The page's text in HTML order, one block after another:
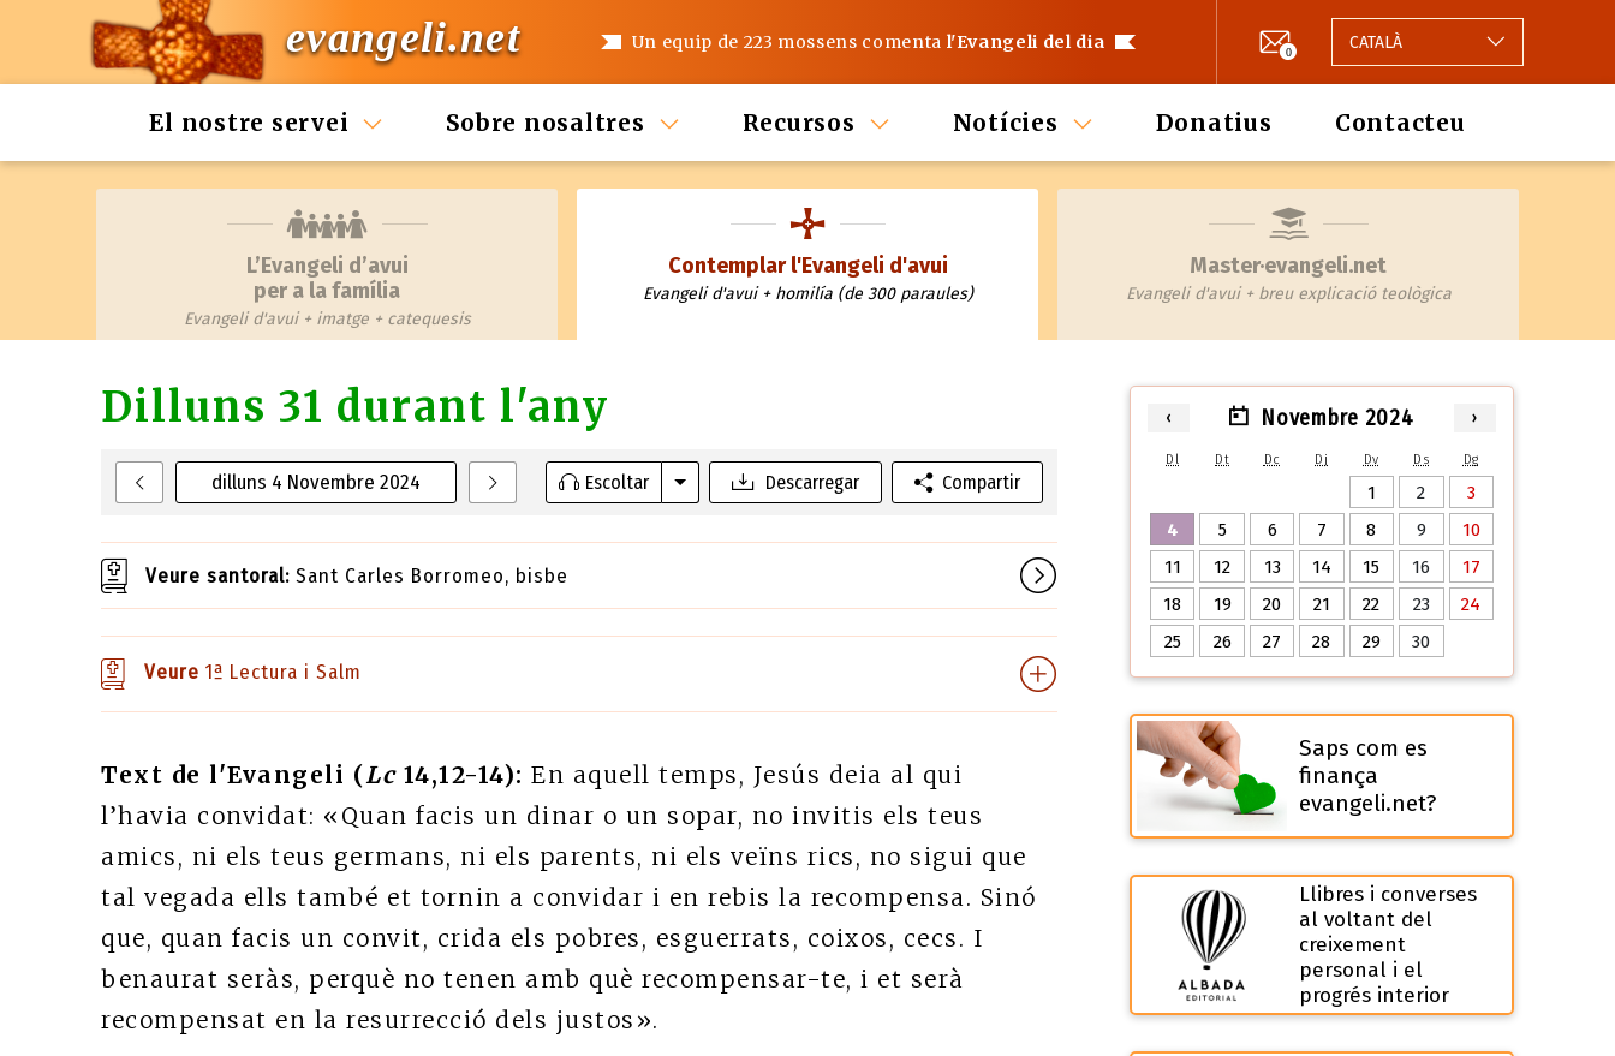
evangeli.net Un equip de 223 mossens comenta l'Evangeli del dia 0 CATALÀ
El nostre servei Sobre nosaltres Recursos Notícies Donatius Contacteu
L’Evangeli d’avui
per a la família
Evangeli d'avui + imatge + catequesis
Contemplar l'Evangeli d'avui
Evangeli d'avui + homilía (de 300 paraules)
Master·evangeli.net
Evangeli d'avui + breu explicació teològica
dilluns 4 Novembre 2024
Veure santoral: Sant Carles Borromeo, bisbe
Dilluns 31 durant l'any
Escoltar Descarregar Compartir
Veure 1ª Lectura i Salm
Text de l'Evangeli (Lc14,12-14): En aquell temps, Jesús deia al qui
l’havia convidat: «Quan facis un dinar o un sopar, no invitis els teus
amics, ni els teus germans, ni els parents, ni els veïns rics, no sigui que
tal vegada ells també et tornin a convidar i en rebis la recompensa. Sinó
que, quan facis un convit, crida els pobres, esguerrats, coixos, cecs. I
benaurat seràs, perquè no tenen amb què recompensar-te, i et serà
recompensat en la resurrecció dels justos».
‹ Novembre 2024 ›
Dl Dt Dc Dj Dv Ds Dg
1 2
3
4
5 6 7 8 9
10
11
12 13 14 15 16
17
18
19 20 21 22 23
24
25
26 27 28 29 30
Saps com es
finança
evangeli.net?
Llibres i converses
al voltant del
creixement
personal i el
progrés interior